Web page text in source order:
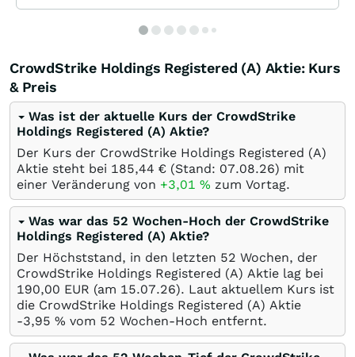
CrowdStrike Holdings Registered (A) Aktie: Kurs
& Preis
Was ist der aktuelle Kurs der CrowdStrike
Holdings Registered (A) Aktie?
Der Kurs der CrowdStrike Holdings Registered (A)
Aktie steht bei 185,44 € (Stand: 07.08.26) mit
einer Veränderung von +3,01 % zum Vortag.
Was war das 52 Wochen-Hoch der CrowdStrike
Holdings Registered (A) Aktie?
Der Höchststand, in den letzten 52 Wochen, der
CrowdStrike Holdings Registered (A) Aktie lag bei
190,00 EUR (am 15.07.26). Laut aktuellem Kurs ist
die CrowdStrike Holdings Registered (A) Aktie
-3,95 % vom 52 Wochen-Hoch entfernt.